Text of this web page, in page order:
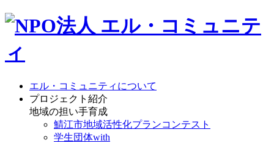
エル・コミュニティについて
プロジェクト紹介
地域の担い手育成
鯖江市地域活性化プランコンテスト
学生団体with